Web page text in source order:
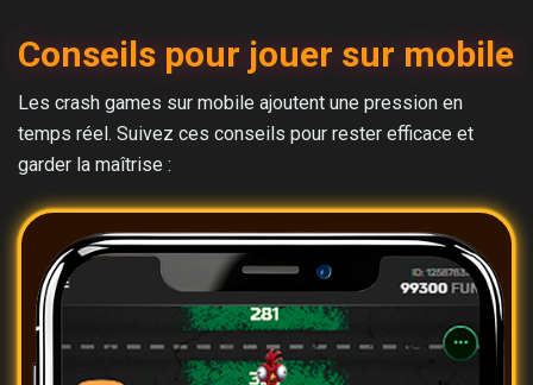
Conseils pour jouer sur mobile
Les crash games sur mobile ajoutent une pression en
temps réel. Suivez ces conseils pour rester efficace et
garder la maîtrise :